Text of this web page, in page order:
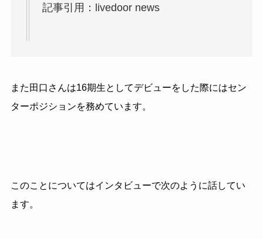
記事引用：livedoor news
また田口さんは16期生としてデビューをした際にはセン
ターポジションを務めています。
このことについてはインタビューで次のように話してい
ます。